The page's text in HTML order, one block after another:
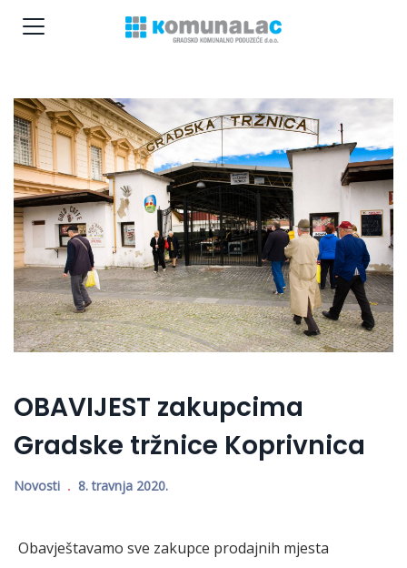
OBAVIJEST zakupcima
Gradske tržnice Koprivnica
Novosti 8. travnja 2020.
Obavještavamo sve zakupce prodajnih mjesta